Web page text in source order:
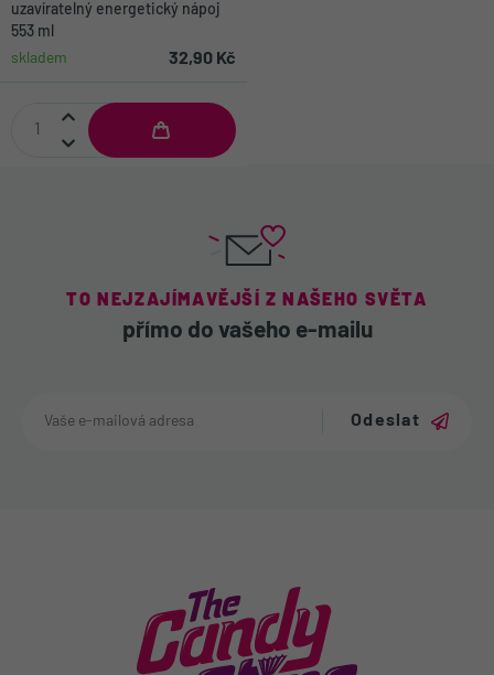
uzavíratelný energetický nápoj
553 ml
skladem
32,90 Kč
TO NEJZAJÍMAVĚJŠÍ Z NAŠEHO SVĚTA
přímo do vašeho e-mailu
Odeslat